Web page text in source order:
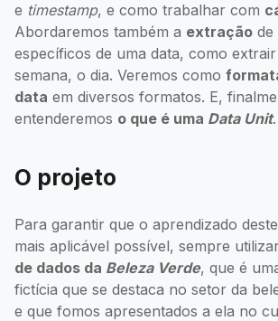
e timestamp, e como trabalhar com
Abordaremos também a extração de
específicos de uma data, como
semana, o dia. Veremos como
data em diversos formatos. E,
entenderemos o que é uma Data Unit.
O projeto
Para garantir que o aprendizado
mais aplicável possível, sempre
de dados da Beleza Verde, que é
fictícia que se destaca no setor da
e que fomos apresentados a ela no